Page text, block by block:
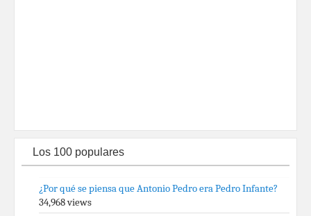
Los 100 populares
¿Por qué se piensa que Antonio Pedro era Pedro Infante?
34,968 views